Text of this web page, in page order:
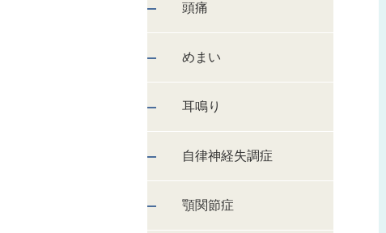
頭痛
めまい
耳鳴り
自律神経失調症
顎関節症